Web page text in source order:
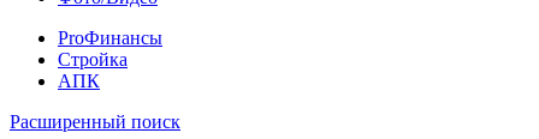
Pro
ProФинансы
Стройка
АПК
Информация
Расширенный поиск